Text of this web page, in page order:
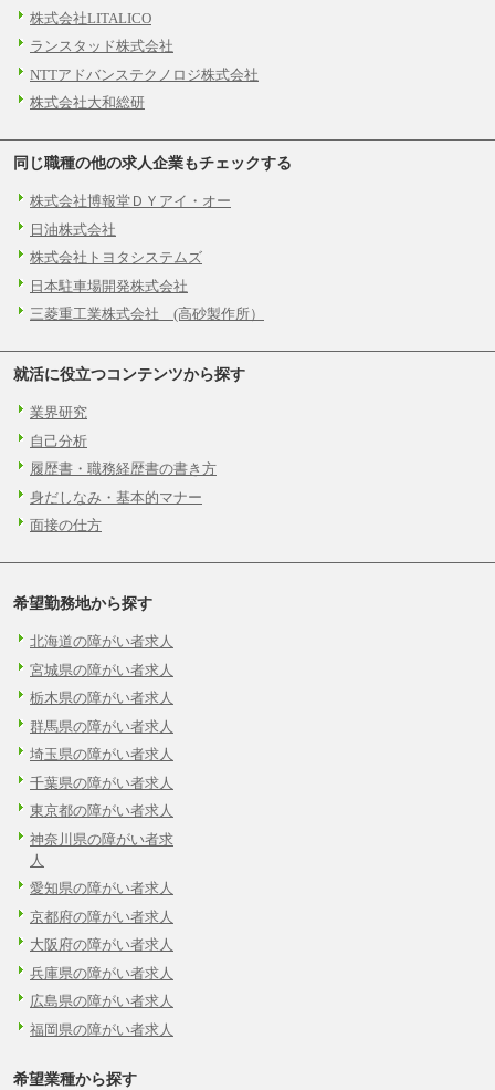
株式会社LITALICO
ランスタッド株式会社
NTTアドバンステクノロジ株式会社
株式会社大和総研
同じ職種の他の求人企業もチェックする
株式会社博報堂ＤＹアイ・オー
日油株式会社
株式会社トヨタシステムズ
日本駐車場開発株式会社
三菱重工業株式会社 (高砂製作所）
就活に役立つコンテンツから探す
業界研究
自己分析
履歴書・職務経歴書の書き方
身だしなみ・基本的マナー
面接の仕方
希望勤務地から探す
北海道の障がい者求人
宮城県の障がい者求人
栃木県の障がい者求人
群馬県の障がい者求人
埼玉県の障がい者求人
千葉県の障がい者求人
東京都の障がい者求人
神奈川県の障がい者求
人
愛知県の障がい者求人
京都府の障がい者求人
大阪府の障がい者求人
兵庫県の障がい者求人
広島県の障がい者求人
福岡県の障がい者求人
希望業種から探す